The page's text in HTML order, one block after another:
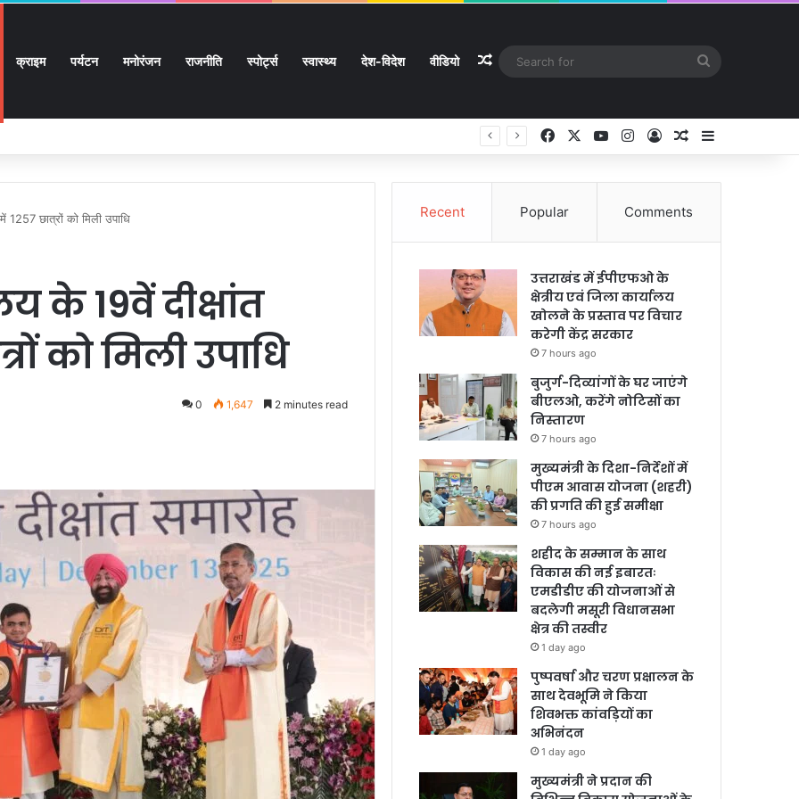
क्राइम पर्यटन मनोरंजन राजनीति स्पोर्ट्स स्वास्थ्य देश-विदेश वीडियो Random Article
घर जाएंगे बीएलओ, करेंगे नोटिसों का निस्तारण Facebook YouTubeInstagram
Log InRandom Article
1257 छात्रों को मिली उपाधि
के 19वें दीक्षांत
को मिली उपाधि
0 1,647 2 minutes read
Recent Popular Comments
उत्तराखंड में ईपीएफओ के
क्षेत्रीय एवं जिला कार्यालय
खोलने के प्रस्ताव पर विचार
करेगी केंद्र सरकार
7 hours ago
बुजुर्ग-दिव्यांगों के घर जाएंगे
बीएलओ, करेंगे नोटिसों का
निस्तारण
7 hours ago
मुख्यमंत्री के दिशा-निर्देशों में
पीएम आवास योजना (शहरी)
की प्रगति की हुई समीक्षा
7 hours ago
शहीद के सम्मान के साथ
विकास की नई इबारतः
एमडीडीए की योजनाओं से
बदलेगी मसूरी विधानसभा
क्षेत्र की तस्वीर
1 day ago
पुष्पवर्षा और चरण प्रक्षालन के
साथ देवभूमि ने किया
शिवभक्त कांवड़ियों का
अभिनंदन
1 day ago
मुख्यमंत्री ने प्रदान की